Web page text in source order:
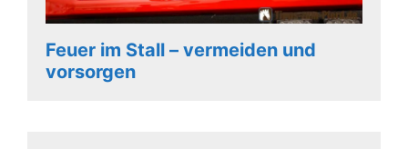
Feuer im Stall – vermeiden und
vorsorgen